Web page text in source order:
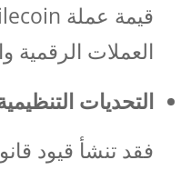
العملات الرقمية
التحديات
فقد تنشأ قيود